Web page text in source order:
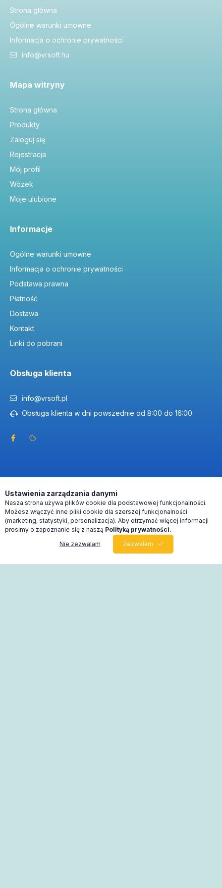
Strona główna
Ogólne warunki umowne
Informacja o ochronie prywatności
info@vrsoft.hu
Mapa witryny
Strona główna
Produkty
Zaloguj się
Rejestracja
Mój profil
Wózek
Moje ulubione
Informacje
Ogólne warunki umowne
Informacja o ochronie prywatności
Podstawa prawna
Płatność
Dostawa
Kontakt
Linki do pobrani
Obsługa klienta
info@vrsoft.pl
Obsługa klienta w dni powszednie od 8:00 do 16:00
0
Ustawienia zarządzania danymi
Nasza strona używa plików cookie dla podstawowej funkcjonalności.
Możesz włączyć inne pliki cookie dla szerszej funkcjonalności
(marketing, statystyki, personalizacja). Aby otrzymać więcej informacji
prosimy o zapoznanie się z naszą Polityką prywatności.
Nie zezwalam
Zezwalam